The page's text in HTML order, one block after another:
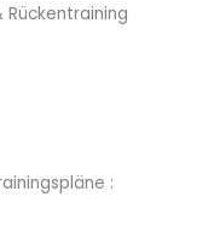
Rückentraining
: